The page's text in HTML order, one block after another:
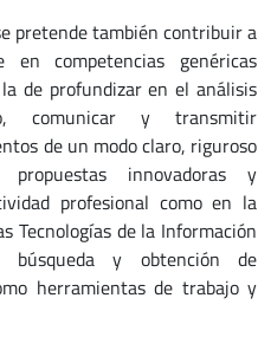
pretende también contribuir a
competencias genéricas
de profundizar en el análisis
comunicar y transmitir
de un modo claro, riguroso
innovadoras y
profesional como en la
Tecnologías de la Información
búsqueda y obtención de
herramientas de trabajo y